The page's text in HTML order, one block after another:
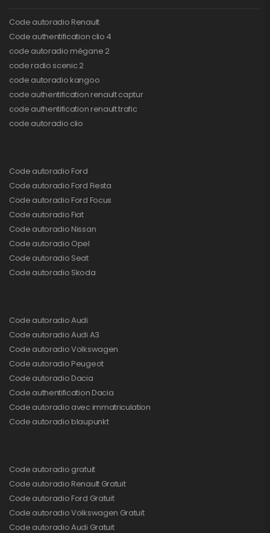
Code autoradio Renault
Code authentification clio 4
code autoradio mégane 2
code radio scenic 2
code autoradio kangoo
code authentification renault captur
code authentification renault trafic
code autoradio clio
Code autoradio Ford
Code autoradio Ford Fiesta
Code autoradio Ford Focus
Code autoradio Fiat
Code autoradio Nissan
Code autoradio Opel
Code autoradio Seat
Code autoradio Skoda
Code autoradio Audi
Code autoradio Audi A3
Code autoradio Volkswagen
Code autoradio Peugeot
Code autoradio Dacia
Code authentification Dacia
Code autoradio avec immatriculation
Code autoradio blaupunkt
Code autoradio gratuit
Code autoradio Renault Gratuit
Code autoradio Ford Gratuit
Code autoradio Volkswagen Gratuit
Code autoradio Audi Gratuit